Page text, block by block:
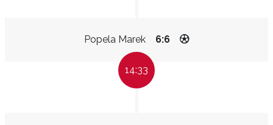
Popela Marek 6:6
14:33